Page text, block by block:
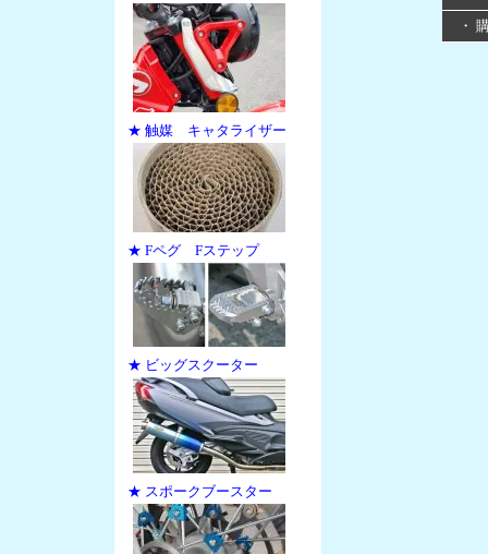
★ 触媒 キャタライザー
★ Fペグ Fステップ
★ ビッグスクーター
★ スポークブースター
・